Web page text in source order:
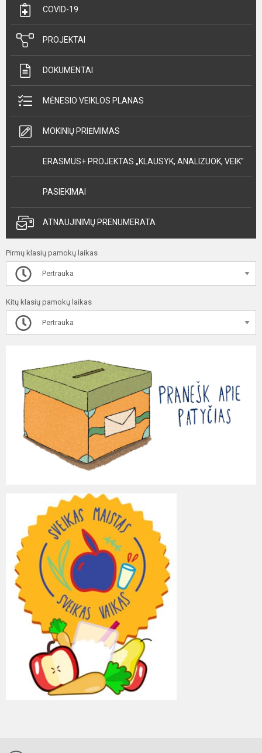
COVID-19
PROJEKTAI
DOKUMENTAI
MĖNESIO VEIKLOS PLANAS
MOKINIŲ PRIĖMIMAS
ERASMUS+ PROJEKTAS „KLAUSYK, ANALIZUOK, VEIK"
PASIEKIMAI
ATNAUJINIMŲ PRENUMERATA
Pirmų klasių pamokų laikas
Pertrauka
Kitų klasių pamokų laikas
Pertrauka